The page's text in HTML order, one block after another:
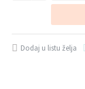
Dodaj u listu želja